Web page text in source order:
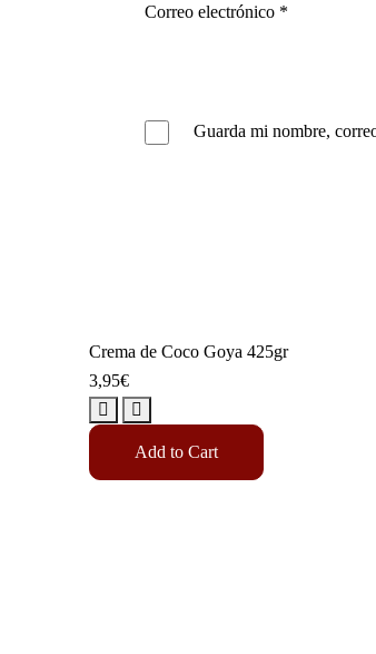
Correo electrónico *
Guarda mi nombre,
Crema de Coco Goya 425gr
3,95€
Add to Cart